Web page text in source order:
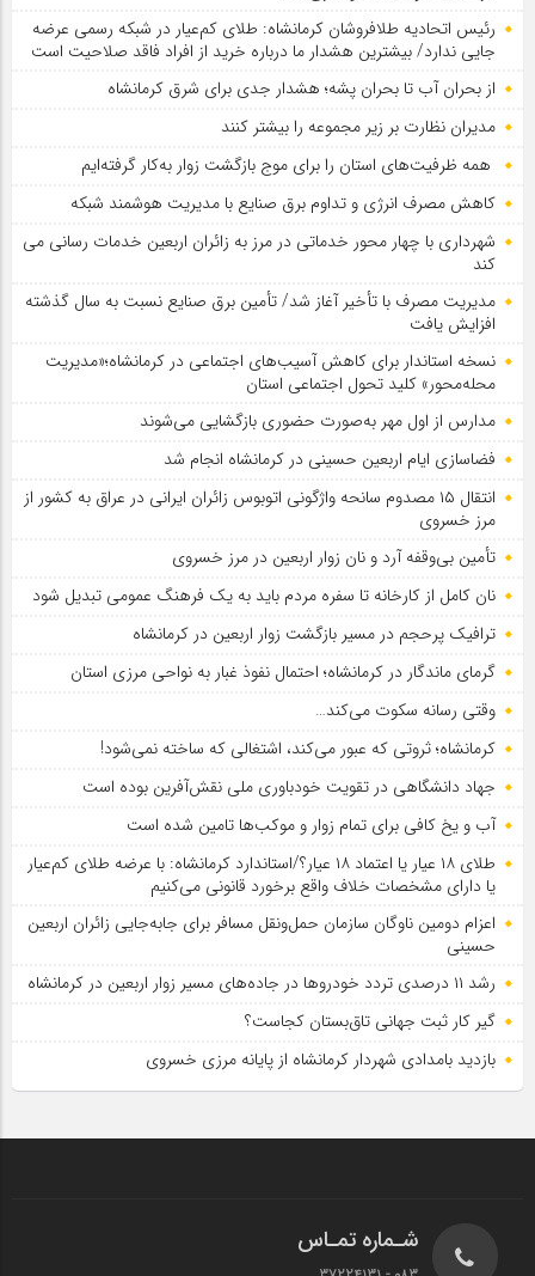
رئیس اتحادیه طلافروشان کرمانشاه: طلای کم‌عیار در شبکه رسمی عرضه
جایی ندارد/ بیشترین هشدار ما درباره خرید از افراد فاقد صلاحیت است
از بحران آب تا بحران پشه؛ هشدار جدی برای شرق کرمانشاه
مدیران نظارت بر زیر مجموعه را بیشتر کنند
همه ظرفیت‌های استان را برای موج بازگشت زوار به‌کار گرفته‌ایم
کاهش مصرف انرژی و تداوم برق صنایع با مدیریت هوشمند شبکه
شهرداری با چهار محور خدماتی در مرز به زائران اربعین خدمات رسانی می
کند
مدیریت مصرف با تأخیر آغاز شد/ تأمین برق صنایع نسبت به سال گذشته
افزایش یافت
نسخه استاندار برای کاهش آسیب‌های اجتماعی در کرمانشاه؛«مدیریت
محله‌محور» کلید تحول اجتماعی استان
مدارس از اول مهر به‌صورت حضوری بازگشایی می‌شوند
فضاسازی ایام اربعین حسینی در کرمانشاه انجام شد
انتقال ۱۵ مصدوم سانحه واژگونی اتوبوس زائران ایرانی در عراق به کشور از
مرز خسروی
تأمین بی‌وقفه آرد و نان زوار اربعین در مرز خسروی
نان کامل از کارخانه تا سفره مردم باید به یک فرهنگ عمومی تبدیل شود
ترافیک پرحجم در مسیر بازگشت زوار اربعین در کرمانشاه
گرمای ماندگار در کرمانشاه؛ احتمال نفوذ غبار به نواحی مرزی استان
وقتی رسانه سکوت می‌کند…
کرمانشاه؛ ثروتی که عبور می‌کند، اشتغالی که ساخته نمی‌شود!
جهاد دانشگاهی در تقویت خودباوری ملی نقش‌آفرین بوده است
آب و یخ کافی برای تمام زوار و موکب‌ها تامین شده است
طلای ۱۸ عیار یا اعتماد ۱۸ عیار؟/استاندارد کرمانشاه: با عرضه طلای کم‌عیار
یا دارای مشخصات خلاف واقع برخورد قانونی می‌کنیم
اعزام دومین ناوگان سازمان حمل‌ونقل مسافر برای جابه‌جایی زائران اربعین
حسینی
رشد ۱۱ درصدی تردد خودروها در جاده‌های مسیر زوار اربعین در کرمانشاه
گیر کار ثبت جهانی تاق‌بستان کجاست؟
بازدید بامدادی شهردار کرمانشاه از پایانه مرزی خسروی
شـماره تمـاس